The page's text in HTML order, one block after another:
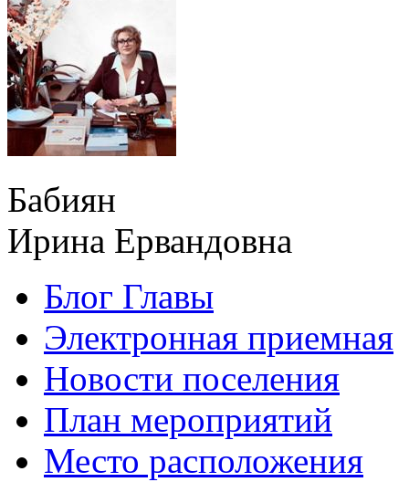
Бабиян
Ирина Ервандовна
Блог Главы
Электронная приемная
Новости поселения
План мероприятий
Место расположения